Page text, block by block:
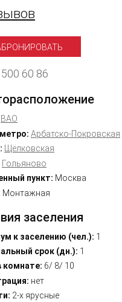
60 86
ВАО
Арбатско-Покровская
Щёлковская
Гольяново
пункт: Москва
Монтажная
заселения
к заселению (чел.): 1
срок (дн.): 1
комнате: 6/ 8/ 10
нет
2-х ярусные